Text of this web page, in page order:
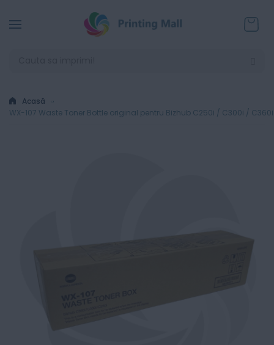
Acasă
WX-107 Waste Toner Bottle original pentru Bizhub C250i / C300i /